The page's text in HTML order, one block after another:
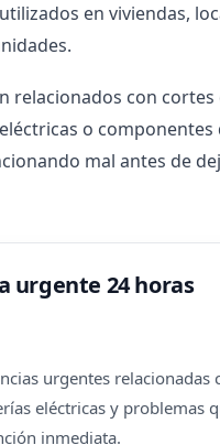
en viviendas,
relacionados con cortes
o componentes
mal antes de
urgente 24 horas
urgentes relacionadas
eléctricas y problemas
inmediata.